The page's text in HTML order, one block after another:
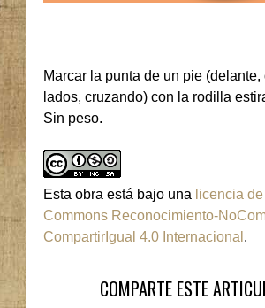
Marcar la punta de un pie (delante,
lados, cruzando) con la rodilla
Sin peso.
Esta obra está bajo una licencia
Commons Reconocimiento-
CompartirIgual 4.0 Internacional .
COMPARTE ESTE